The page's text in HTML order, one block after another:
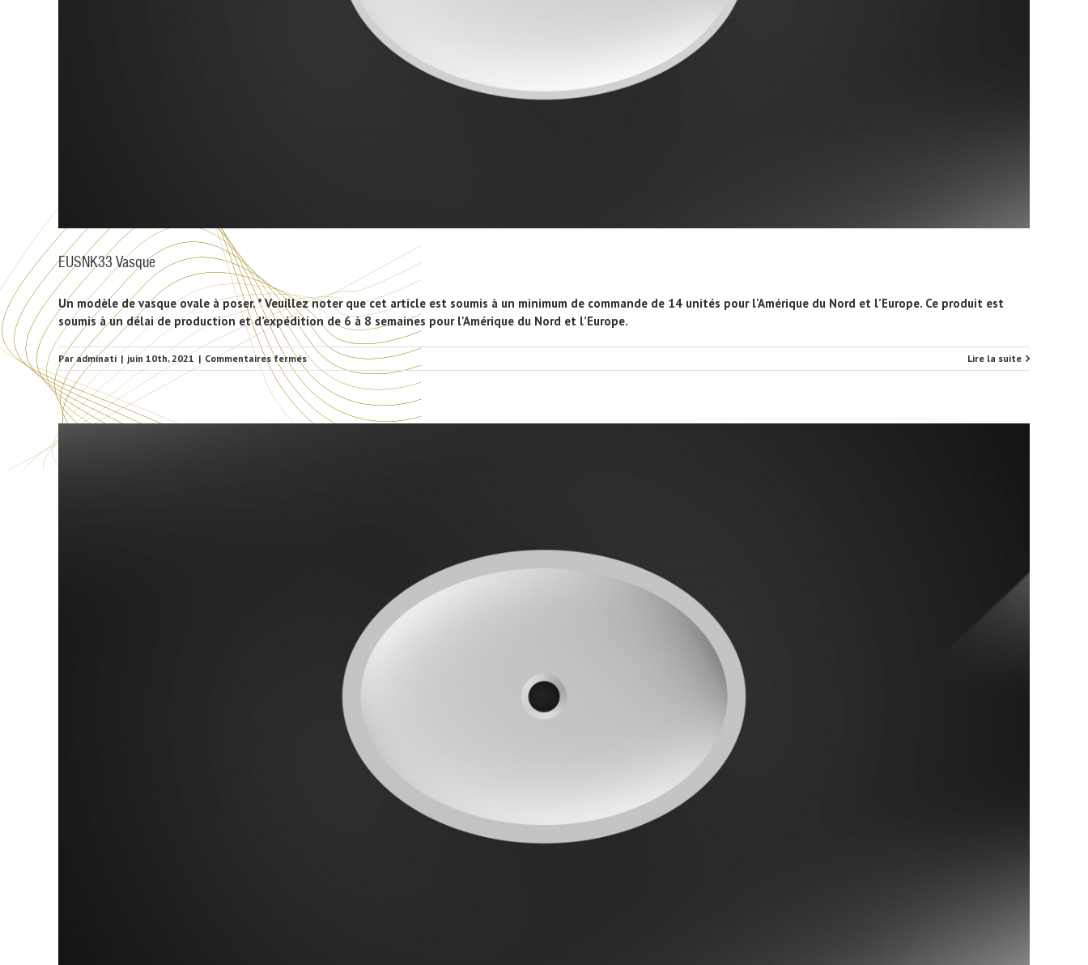
EUSNK33 Vasque
Un modèle de vasque ovale à poser. * Veuillez noter que cet article est soumis à un minimum de commande de 14 unités pour l'Amérique du Nord et l’Europe. Ce produit est
soumis à un délai de production et d’expédition de 6 à 8 semaines pour l'Amérique du Nord et l’Europe.
Paradminati | juin 10th, 2021 | Commentaires ferméssur
EUSNK33
Vasque
Lire la suite